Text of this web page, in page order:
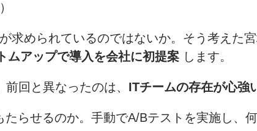
められているのではないか。そう考えた
ムアップで導入を会社に初提案 します。
回と異なったのは、 ITチームの存在が心強
らせるのか。手動でA/Bテストを実施し、